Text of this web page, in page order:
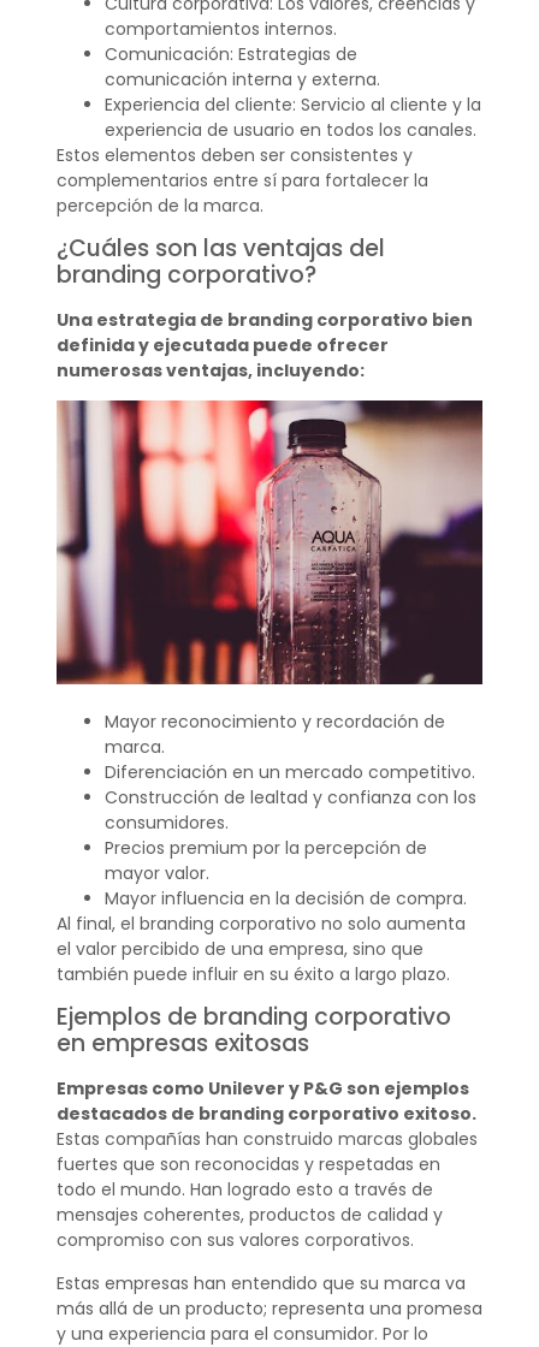
comportamientos internos.
Comunicación: Estrategias de
comunicación interna y externa.
Experiencia del cliente: Servicio al cliente y la
experiencia de usuario en todos los canales.
Estos elementos deben ser consistentes y
complementarios entre sí para fortalecer la
percepción de la marca.
¿Cuáles son las ventajas del
branding corporativo?
Una estrategia de branding corporativo bien
definida y ejecutada puede ofrecer
numerosas ventajas, incluyendo:
Mayor reconocimiento y recordación de
marca.
Diferenciación en un mercado competitivo.
Construcción de lealtad y confianza con los
consumidores.
Precios premium por la percepción de
mayor valor.
Mayor influencia en la decisión de compra.
Al final, el branding corporativo no solo aumenta
el valor percibido de una empresa, sino que
también puede influir en su éxito a largo plazo.
Ejemplos de branding corporativo
en empresas exitosas
Empresas como Unilever y P&G son ejemplos
destacados de branding corporativo exitoso.
Estas compañías han construido marcas globales
fuertes que son reconocidas y respetadas en
todo el mundo. Han logrado esto a través de
mensajes coherentes, productos de calidad y
compromiso con sus valores corporativos.
Estas empresas han entendido que su marca va
más allá de un producto; representa una promesa
y una experiencia para el consumidor. Por lo